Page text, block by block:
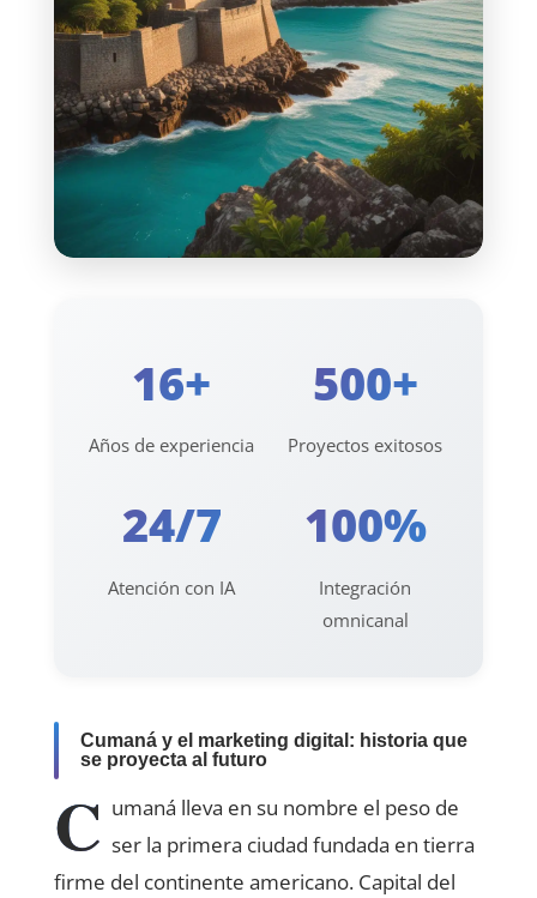
16+
Años de experiencia
500+
Proyectos exitosos
24/7
Atención con IA
100%
Integración
omnicanal
Cumaná y el marketing digital: historia que
se proyecta al futuro
C umaná lleva en su nombre el peso de
ser la primera ciudad fundada en tierra
firme del continente americano. Capital del